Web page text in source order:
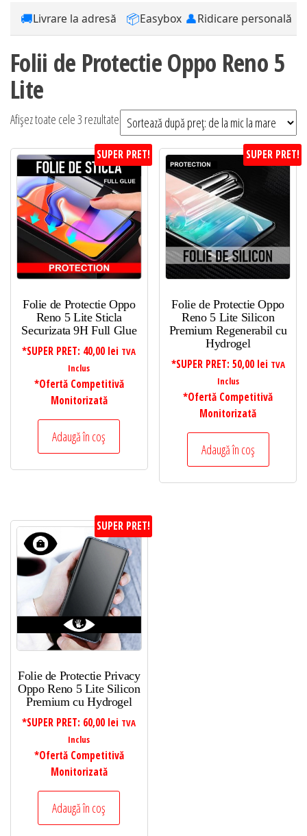
🚚Livrare la adresă 📦Easybox 👤Ridicare personală
Folii de Protectie Oppo Reno 5
Lite
Afișez toate cele 3 rezultate Sortat
după
preț:
de
la
mic
la
mare
SUPER PRET!
Folie de Protectie Oppo
Reno 5 Lite Sticla
Securizata 9H Full Glue
*SUPER PRET: 40,00 lei TVA
Inclus
*Ofertă Competitivă
Monitorizată
Adaugă în coș
SUPER PRET!
Folie de Protectie Oppo
Reno 5 Lite Silicon
Premium Regenerabil cu
Hydrogel
*SUPER PRET: 50,00 lei TVA
Inclus
*Ofertă Competitivă
Monitorizată
Adaugă în coș
SUPER PRET!
Folie de Protectie Privacy
Oppo Reno 5 Lite Silicon
Premium cu Hydrogel
*SUPER PRET: 60,00 lei TVA
Inclus
*Ofertă Competitivă
Monitorizată
Adaugă în coș